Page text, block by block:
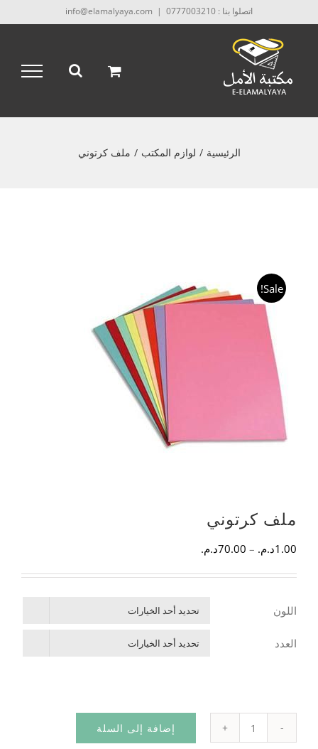
content
اتصلوا بنا : 0777003210 |
info@elamalyaya.com
الرئيسية / لوازم المكتب / ملف كرتوني
Sale!
ملف كرتوني
1.00د.م. –
70.00د.م.
اللون
العدد
إضافة إلى السلة